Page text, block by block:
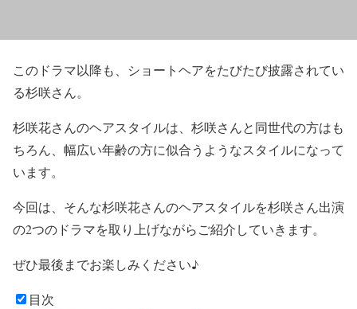
このドラマ以降も、 ショートヘアをたびたび披露されてい
る杉咲さん。
杉咲花さんのヘアスタイルは、杉咲さんと同世代の方はも
ちろん、 幅広い年齢の方に似合うようなスタイルになって
います。
今回は、そんな杉咲花さんのヘアスタイルを杉咲さん出演
の2つのドラマを取り上げながらご紹介していきます。
ぜひ最後までお楽しみください♪
目次